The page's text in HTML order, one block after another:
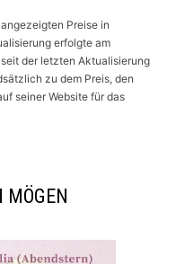
Preise in
erfolgte am
der letzten Aktualisierung
zu dem Preis, den
seiner Website für das
MÖGEN